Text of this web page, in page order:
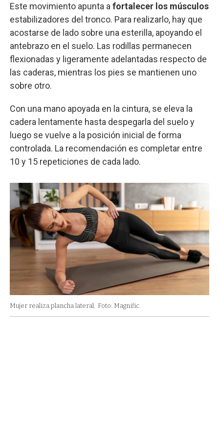
Este movimiento apunta a fortalecer los músculos
estabilizadores del tronco. Para realizarlo, hay que
acostarse de lado sobre una esterilla, apoyando el
antebrazo en el suelo. Las rodillas permanecen
flexionadas y ligeramente adelantadas respecto de
las caderas, mientras los pies se mantienen uno
sobre otro.
Con una mano apoyada en la cintura, se eleva la
cadera lentamente hasta despegarla del suelo y
luego se vuelve a la posición inicial de forma
controlada. La recomendación es completar entre
10 y 15 repeticiones de cada lado.
Mujer realiza plancha lateral. Foto: Magnific.